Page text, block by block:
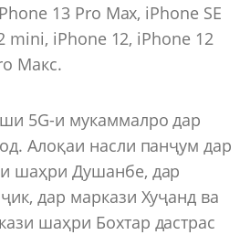
13 Pro Max, iPhone SE
mini, iPhone 12, iPhone 12
Макс.
5G-и мукаммалро дар
Алоқаи насли панҷум дар
шаҳри Душанбе, дар
дар маркази Хуҷанд ва
шаҳри Бохтар дастрас